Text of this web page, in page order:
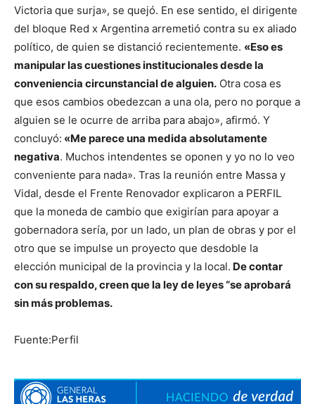
Victoria que surja», se quejó. En ese sentido, el dirigente
del bloque Red x Argentina arremetió contra su ex aliado
político, de quien se distanció recientemente. «Eso es
manipular las cuestiones institucionales desde la
conveniencia circunstancial de alguien. Otra cosa es
que esos cambios obedezcan a una ola, pero no porque a
alguien se le ocurre de arriba para abajo», afirmó. Y
concluyó: «Me parece una medida absolutamente
negativa. Muchos intendentes se oponen y yo no lo veo
conveniente para nada». Tras la reunión entre Massa y
Vidal, desde el Frente Renovador explicaron a PERFIL
que la moneda de cambio que exigirían para apoyar a
gobernadora sería, por un lado, un plan de obras y por el
otro que se impulse un proyecto que desdoble la
elección municipal de la provincia y la local. De contar
con su respaldo, creen que la ley de leyes “se aprobará
sin más problemas.
Fuente:Perfil